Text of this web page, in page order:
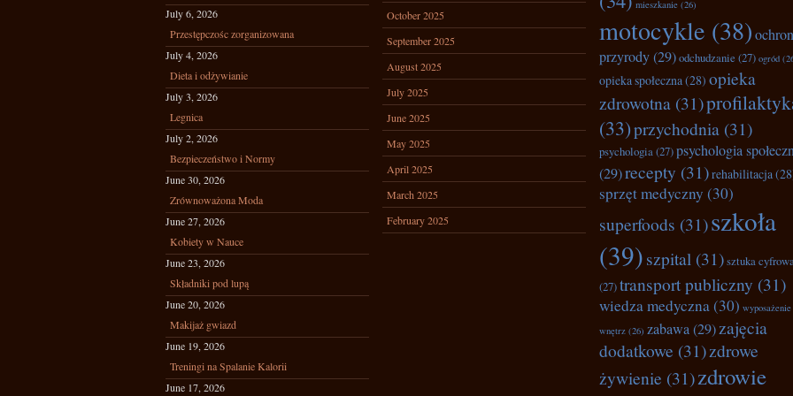
July 6, 2026
Przestępczośc zorganizowana
July 4, 2026
Dieta i odżywianie
July 3, 2026
Legnica
July 2, 2026
Bezpieczeństwo i Normy
June 30, 2026
Zrównoważona Moda
June 27, 2026
Kobiety w Nauce
June 23, 2026
Składniki pod lupą
June 20, 2026
Makijaż gwiazd
June 19, 2026
Treningi na Spalanie Kalorii
June 17, 2026
October 2025
September 2025
August 2025
July 2025
June 2025
May 2025
April 2025
March 2025
February 2025
mieszkanie (26)
motocykle (38)
przyrody(29)odchudzanie (27) ogród
opieka społeczna(28) opieka
zdrowotna (31)
(33)przychodnia (31)
psychologia(27)psychologia
(29)recepty (31)rehabilitacja
sprzęt medyczny (30)
superfoods (31)szkoła
(39)szpital (31)sztuka
(27)transport publiczny (31)
wiedza medyczna(30) wyposażenie
wnętrz (26) zabawa(29)zajęcia
dodatkowe (31)zdrowe
żywienie (31)zdrowie